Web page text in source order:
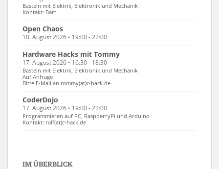
Basteln mit Elektrik, Elektronik und Mechanik
Kontakt: Bart
Open Chaos
10. August 2026 • 19:00 - 22:00
Hardware Hacks mit Tommy
17. August 2026 • 16:30 - 18:30
Basteln mit Elektrik, Elektronik und Mechanik
Auf Anfrage
Bitte E-Mail an tommy(at)c-hack.de
CoderDojo
17. August 2026 • 19:00 - 22:00
Programmieren auf PC, RaspberryPi und Arduino
Kontakt: ralf(at)c-hack.de
IM ÜBERBLICK